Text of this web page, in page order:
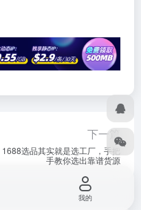
下一篇
1688选品其实就是选工厂，手把
手教你选出靠谱货源
我的